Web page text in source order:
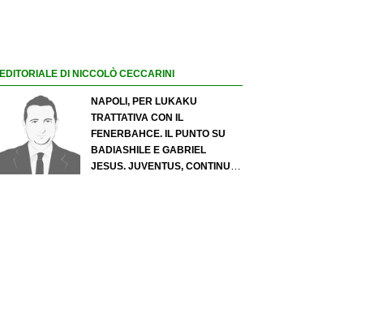
EDITORIALE DI NICCOLÒ CECCARINI
NAPOLI, PER LUKAKU
TRATTATIVA CON IL
FENERBAHCE. IL PUNTO SU
BADIASHILE E GABRIEL
JESUS. JUVENTUS, CONTINUA